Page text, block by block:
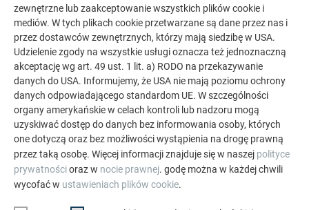
FREZOWANIE ROWKÓW TEOWYCH
W tym filmie pokazano frezowanie rowków w kształcie litery
V i fazowanie aluminiowych płyt kompozytowych
PREFABOND z rdzeniem FR i A2.
DO PRODUKTU
zewnętrzne lub zaakceptowanie wszystkich plików cookie i
mediów. W tych plikach cookie przetwarzane są dane przez nas i
przez dostawców zewnętrznych, którzy mają siedzibę w USA.
Udzielenie zgody na wszystkie usługi oznacza też jednoznaczną
akceptację wg art. 49 ust. 1 lit. a) RODO na przekazywanie
danych do USA. Informujemy, że USA nie mają poziomu ochrony
danych odpowiadającego standardom UE. W szczególności
organy amerykańskie w celach kontroli lub nadzoru mogą
uzyskiwać dostęp do danych bez informowania osoby, których
one dotyczą oraz bez możliwości wystąpienia na drogę prawną
przez taką osobę. Więcej informacji znajduje się w naszej polityce
prywatnościoraz w nocie prawnej. godę można w każdej chwili
wycofać w ustawieniach plików cookie.